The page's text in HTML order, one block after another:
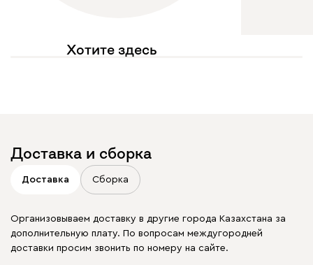
Хотите здесь
Доставка и сборка
Доставка Сборка
Организовываем доставку в другие города Казахстана за
дополнительную плату. По вопросам междугородней
доставки просим звонить по номеру на сайте.